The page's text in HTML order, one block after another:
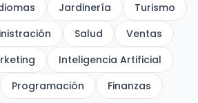
Jardinería
Turismo
Salud
Ventas
Inteligencia Artificial
Programación Finanzas